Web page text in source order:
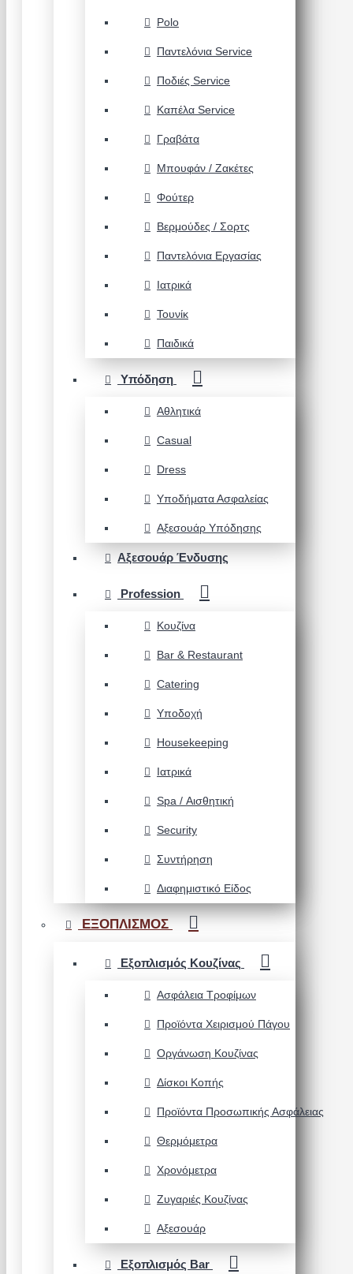
Polo
Παντελόνια Service
Ποδιές Service
Καπέλα Service
Γραβάτα
Μπουφάν / Ζακέτες
Φούτερ
Βερμούδες / Σορτς
Παντελόνια Εργασίας
Ιατρικά
Τουνίκ
Παιδικά
Υπόδηση
Αθλητικά
Casual
Dress
Υποδήματα Ασφαλείας
Αξεσουάρ Υπόδησης
Αξεσουάρ Ένδυσης
Profession
Κουζίνα
Bar & Restaurant
Catering
Υποδοχή
Housekeeping
Ιατρικά
Spa / Αισθητική
Security
Συντήρηση
Διαφημιστικό Είδος
ΕΞΟΠΛΙΣΜΟΣ
Εξοπλισμός Κουζίνας
Ασφάλεια Τροφίμων
Προϊόντα Χειρισμού Πάγου
Οργάνωση Κουζίνας
Δίσκοι Κοπής
Προϊόντα Προσωπικής Ασφάλειας
Θερμόμετρα
Χρονόμετρα
Ζυγαριές Κουζίνας
Αξεσουάρ
Εξοπλισμός Bar